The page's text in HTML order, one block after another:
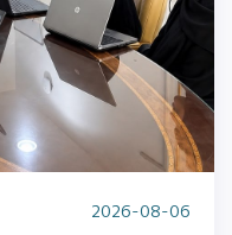
2026-08-06